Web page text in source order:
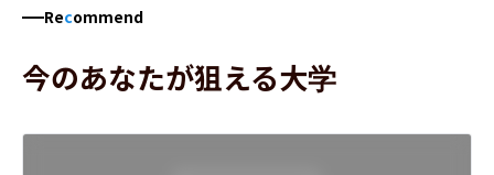
Recommend
今のあなたが狙える大学